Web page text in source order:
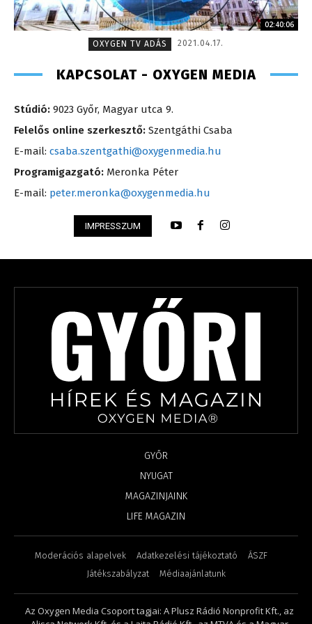
02:40:06
OXYGEN TV ADÁS
2021.04.17.
KAPCSOLAT - OXYGEN MEDIA
Stúdió: 9023 Győr, Magyar utca 9.
Felelős online szerkesztő: Szentgáthi Csaba
E-mail: csaba.szentgathi@oxygenmedia.hu
Programigazgató: Meronka Péter
E-mail: peter.meronka@oxygenmedia.hu
IMPRESSZUM
GYŐR
NYUGAT
MAGAZINJAINK
LIFE MAGAZIN
Moderációs alapelvek Adatkezelési tájékoztató
ÁSZF
Játékszabályzat
Médiaajánlatunk
Az Oxygen Media Csoport tagjai: A Plusz Rádió Nonprofit Kft., az